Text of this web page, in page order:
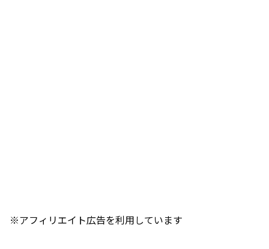
※アフィリエイト広告を利用しています